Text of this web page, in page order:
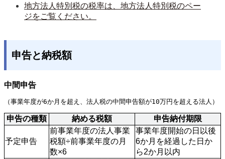
地方法人特別税の税率は、地方法人特別税のペー
ジをご覧ください。
申告と納税額
中間申告
（事業年度が6か月を超え、法人税の中間申告額が10万円を超える法人）
申告の種類 納める税額 申告納付期限
予定申告
前事業年度の法人事業
税額÷前事業年度の月
数×6
事業年度開始の日以後
6か月を経過した日か
ら2か月以内